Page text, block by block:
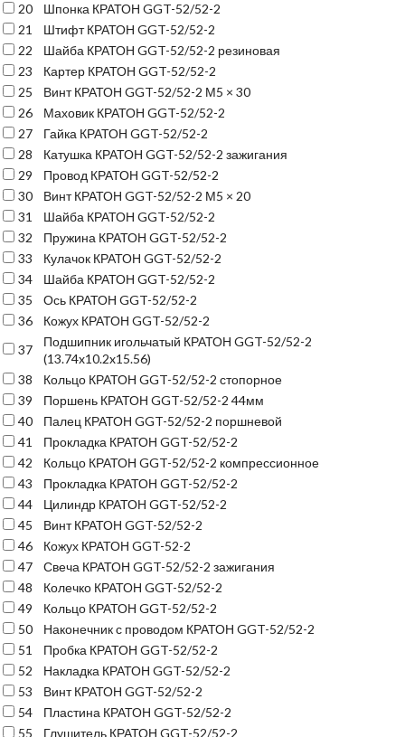
20
Шпонка КРАТОН GGT-52/52-2
21
Штифт КРАТОН GGT-52/52-2
22
Шайба КРАТОН GGT-52/52-2 резиновая
23
Картер КРАТОН GGT-52/52-2
25
Винт КРАТОН GGT-52/52-2 М5 × 30
26
Маховик КРАТОН GGT-52/52-2
27
Гайка КРАТОН GGT-52/52-2
28
Катушка КРАТОН GGT-52/52-2 зажигания
29
Провод КРАТОН GGT-52/52-2
30
Винт КРАТОН GGT-52/52-2 М5 × 20
31
Шайба КРАТОН GGT-52/52-2
32
Пружина КРАТОН GGT-52/52-2
33
Кулачок КРАТОН GGT-52/52-2
34
Шайба КРАТОН GGT-52/52-2
35
Ось КРАТОН GGT-52/52-2
36
Кожух КРАТОН GGT-52/52-2
37
Подшипник игольчатый КРАТОН GGT-52/52-2
(13.74x10.2x15.56)
38
Кольцо КРАТОН GGT-52/52-2 стопорное
39
Поршень КРАТОН GGT-52/52-2 44мм
40
Палец КРАТОН GGT-52/52-2 поршневой
41
Прокладка КРАТОН GGT-52/52-2
42
Кольцо КРАТОН GGT-52/52-2 компрессионное
43
Прокладка КРАТОН GGT-52/52-2
44
Цилиндр КРАТОН GGT-52/52-2
45
Винт КРАТОН GGT-52/52-2
46
Кожух КРАТОН GGT-52-2
47
Свеча КРАТОН GGT-52/52-2 зажигания
48
Колечко КРАТОН GGT-52/52-2
49
Кольцо КРАТОН GGT-52/52-2
50
Наконечник с проводом КРАТОН GGT-52/52-2
51
Пробка КРАТОН GGT-52/52-2
52
Накладка КРАТОН GGT-52/52-2
53
Винт КРАТОН GGT-52/52-2
54
Пластина КРАТОН GGT-52/52-2
55
Глушитель КРАТОН GGT-52/52-2